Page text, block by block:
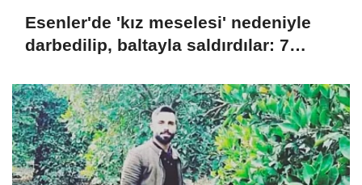
Esenler'de 'kız meselesi' nedeniyle
darbedilip, baltayla saldırdılar: 7